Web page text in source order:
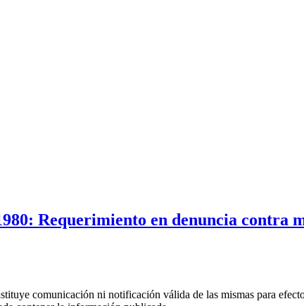
Requerimiento en denuncia contra
comunicación ni notificación válida de las mismas para